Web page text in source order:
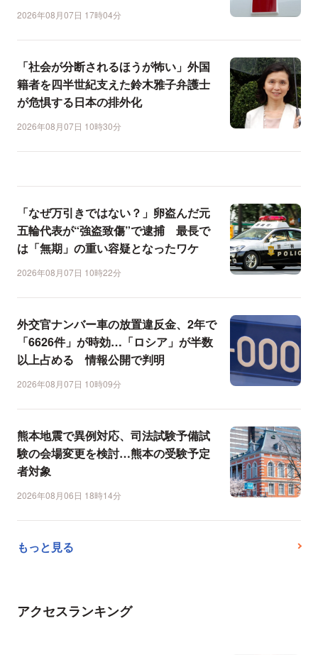
2026年08月07日 17時04分
「社会が分断されるほうが怖い」外国
籍者を四半世紀支えた鈴木雅子弁護士
が危惧する日本の排外化
2026年08月07日 10時30分
「なぜ万引きではない？」卵盗んだ元
五輪代表が“強盗致傷”で逮捕 最長で
は「無期」の重い容疑となったワケ
2026年08月07日 10時22分
外交官ナンバー車の放置違反金、2年で
「6626件」が時効…「ロシア」が半数
以上占める 情報公開で判明
2026年08月07日 10時09分
熊本地震で異例対応、司法試験予備試
験の会場変更を検討…熊本の受験予定
者対象
2026年08月06日 18時14分
もっと見る
アクセスランキング